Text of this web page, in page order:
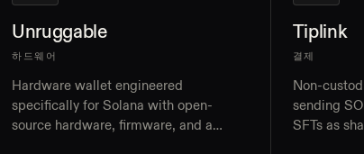
Unruggable
하드웨어
Hardware wallet engineered
specifically for Solana with open-
source hardware, firmware, and a
Tiplink
결제
Non-
sending
SFTs as